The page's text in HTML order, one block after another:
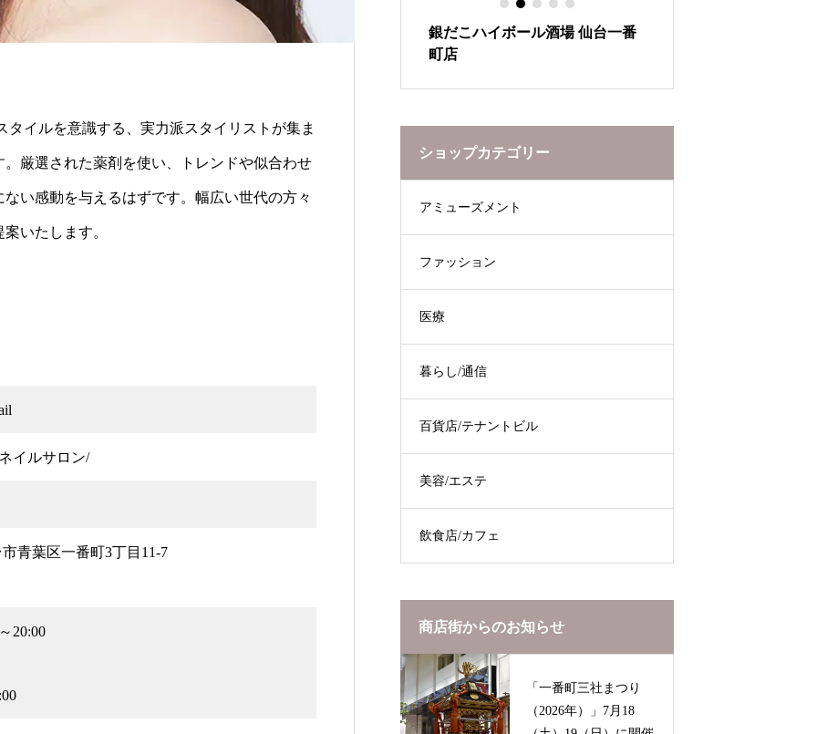
タイルを意識する、実力派スタイリストが集ま
厳選された薬剤を使い、トレンドや似合わせ
い感動を与えるはずです。幅広い世代の方々
いたします。
イルサロン/
青葉区一番町3丁目11-7
20:00
一番町店
松屋食堂 松のや 仙台一番町
銀だこハイボール酒場 仙台一番
町店
ショップカテゴリー
アミューズメント
ファッション
医療
暮らし/通信
百貨店/テナントビル
美容/エステ
飲食店/カフェ
商店街からのお知らせ
「一番町三社まつり
（2026年）」7月18